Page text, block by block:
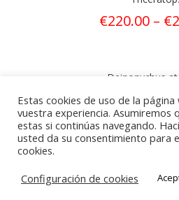
€220.00– €
Deinonychus
€180.00–€
Estas cookies de uso de la
vuestra experiencia. Asumiremos
estas si continúas navegando.
usted da su consentimiento para
cookies.
Configuración de cookies